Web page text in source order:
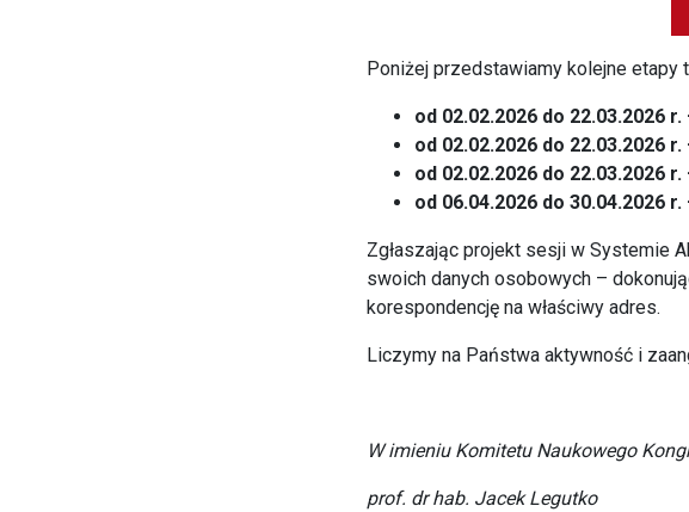
Poniżej przedstawiamy kolejne etapy
od 02.02.2026 do 22.03.2026 r.
od 02.02.2026 do 22.03.2026 r.
od 02.02.2026 do 22.03.2026 r.
od 06.04.2026 do 30.04.2026 r.
Zgłaszając projekt sesji w Systemie
swoich danych osobowych –
korespondencję na właściwy adres.
Liczymy na Państwa aktywność i
W imieniu Komitetu Naukowego
prof. dr hab. Jacek Legutko